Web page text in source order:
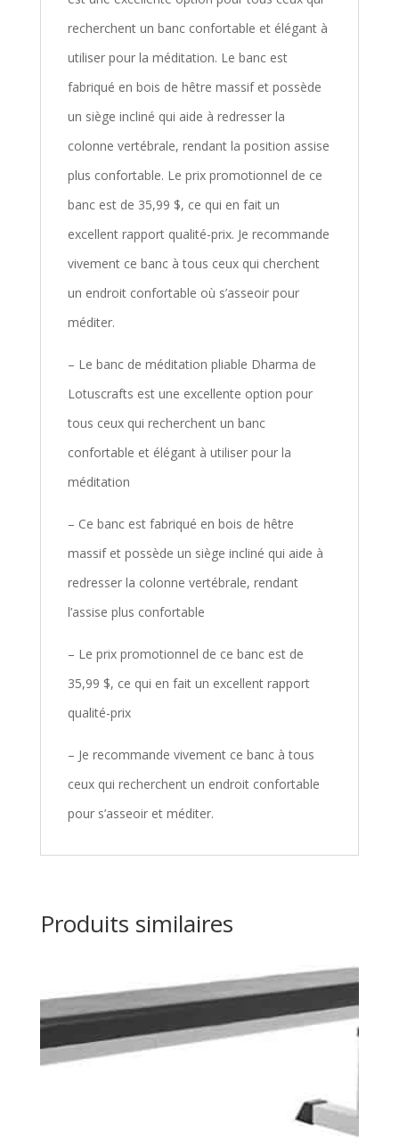
recherchent un banc confortable et élégant à
utiliser pour la méditation. Le banc est
fabriqué en bois de hêtre massif et possède
un siège incliné qui aide à redresser la
colonne vertébrale, rendant la position assise
plus confortable. Le prix promotionnel de ce
banc est de 35,99 $, ce qui en fait un
excellent rapport qualité-prix. Je recommande
vivement ce banc à tous ceux qui cherchent
un endroit confortable où s’asseoir pour
méditer.
– Le banc de méditation pliable Dharma de
Lotuscrafts est une excellente option pour
tous ceux qui recherchent un banc
confortable et élégant à utiliser pour la
méditation
– Ce banc est fabriqué en bois de hêtre
massif et possède un siège incliné qui aide à
redresser la colonne vertébrale, rendant
l’assise plus confortable
– Le prix promotionnel de ce banc est de
35,99 $, ce qui en fait un excellent rapport
qualité-prix
– Je recommande vivement ce banc à tous
ceux qui recherchent un endroit confortable
pour s’asseoir et méditer.
Produits similaires